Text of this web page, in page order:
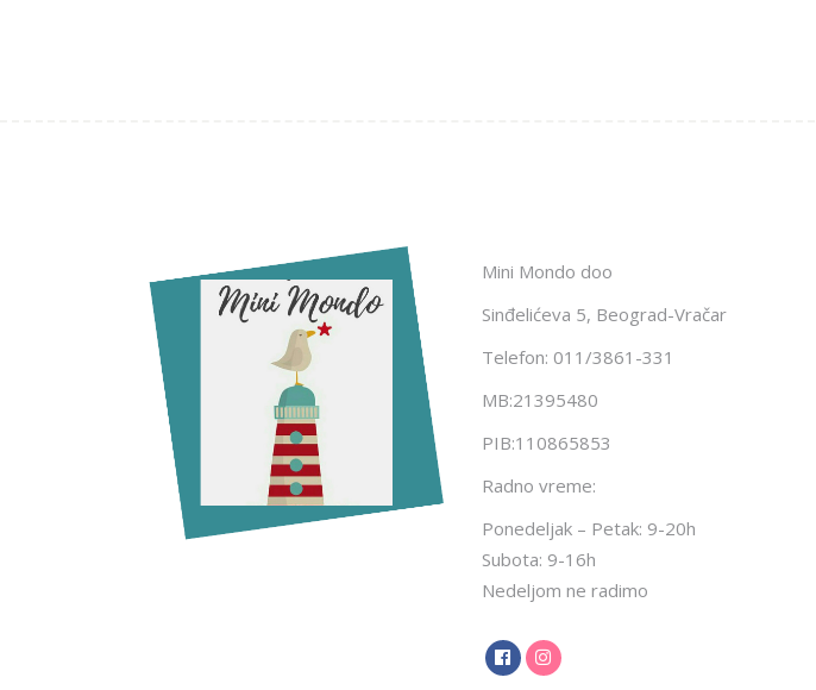
Mini Mondo doo
Sinđelićeva 5, Beograd-Vračar
Telefon: 011/3861-331
MB:21395480
PIB:110865853
Radno vreme:
Ponedeljak – Petak: 9-20h
Subota: 9-16h
Nedeljom ne radimo